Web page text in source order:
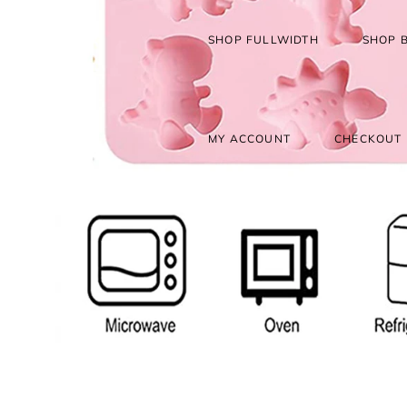
SHOP FULLWIDTH SHOP
MY ACCOUNT CHECKOUT